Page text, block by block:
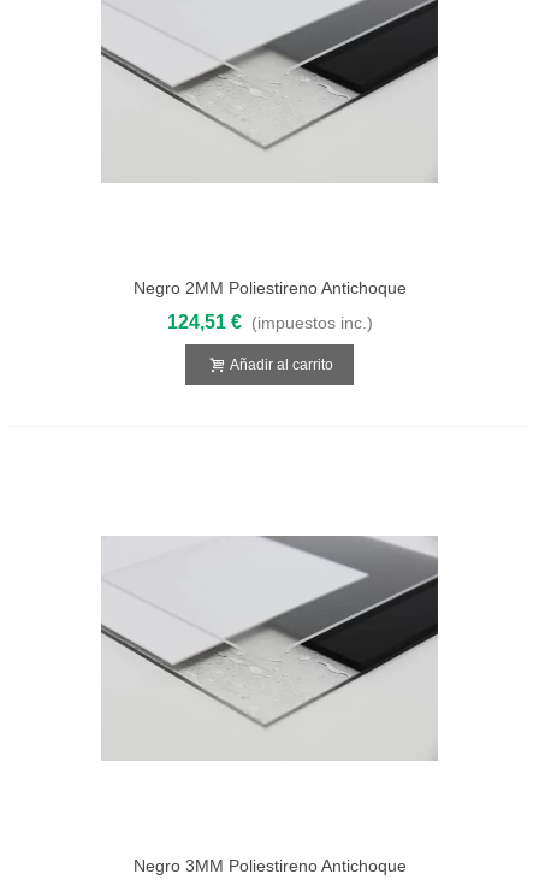
Negro 2MM Poliestireno Antichoque
3050x2050
124,51 € (impuestos inc.)
Añadir al carrito
Negro 3MM Poliestireno Antichoque